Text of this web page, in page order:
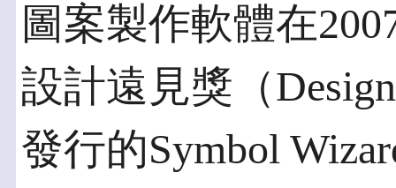
圖案製作軟體在
設計遠見獎（
發行的Symbol